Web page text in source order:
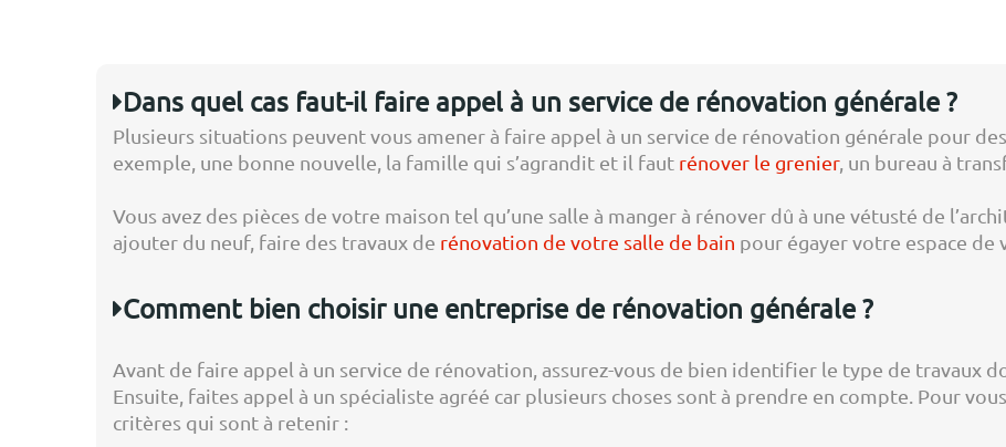
Dans quel cas faut-il faire appel à un service de rénovation générale ?
Plusieurs situations peuvent vous amener à faire appel à un service de rénovation générale pour
exemple, une bonne nouvelle, la famille qui s’agrandit et il faut rénover le grenier, un bureau à
Vous avez des pièces de votre maison tel qu’une salle à manger à rénover dû à une vétusté de
ajouter du neuf, faire des travaux de rénovation de votre salle de bain pour égayer votre espace de
Comment bien choisir une entreprise de rénovation générale ?
Avant de faire appel à un service de rénovation, assurez-vous de bien identifier le type de travaux
Ensuite, faites appel à un spécialiste agréé car plusieurs choses sont à prendre en compte. Pour
critères qui sont à retenir :